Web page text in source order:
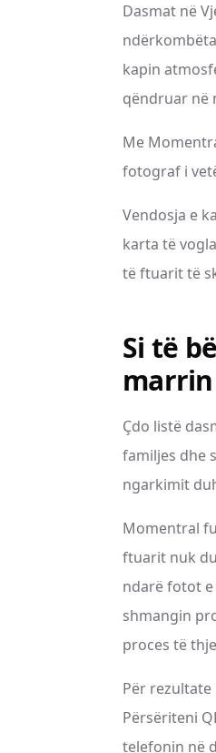
Dasmat në
kapin
qëndruar në
Me
fotograf i
Vendosja e
karta të
të ftuarit të
Si të
Çdo listë
familjes dhe
ngarkimit
Momentral
ftuarit nuk
ndarë fotot
shmangin
proces të
Për
Përsëriteni
telefonin në